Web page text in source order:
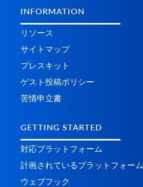
INFORMATION
リソース
サイトマップ
プレスキット
ゲスト投稿ポリシー
苦情申立書
GETTING STARTED
対応プラットフォーム
計画されているプラ​​ットフォーム
ウェブフック